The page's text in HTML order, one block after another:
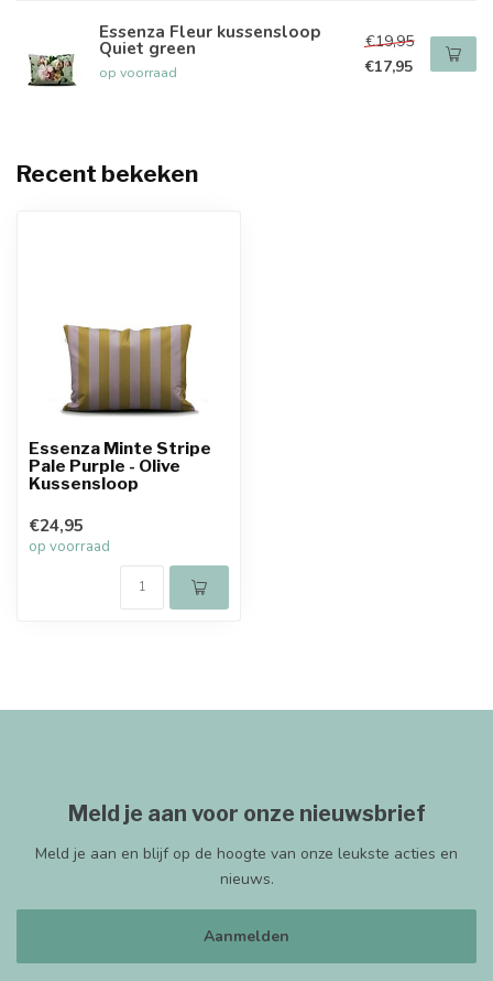
Essenza Fleur kussensloop
Quiet green
op voorraad
€19,95
€17,95
Recent bekeken
Essenza Minte Stripe
Pale Purple - Olive
Kussensloop
€24,95
op voorraad
Meld je aan voor onze nieuwsbrief
Meld je aan en blijf op de hoogte van onze leukste acties en
nieuws.
Aanmelden